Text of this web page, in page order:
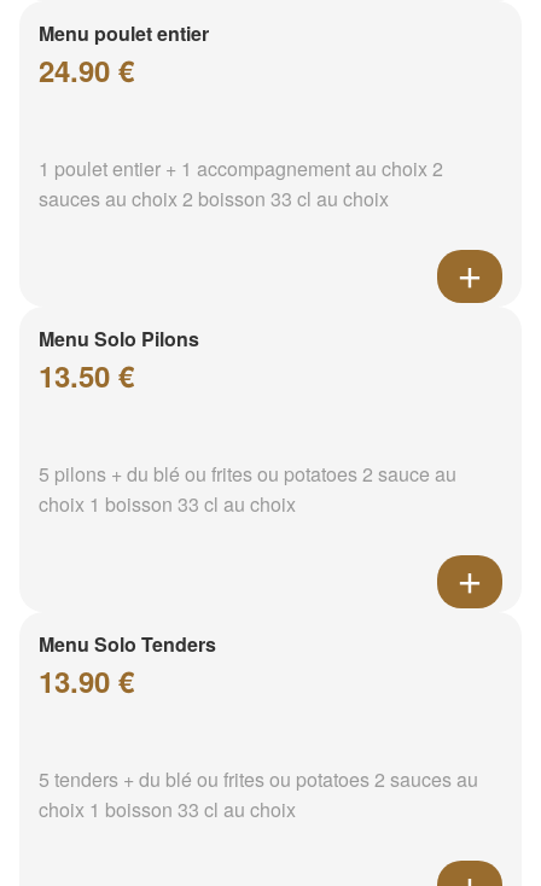
Menu poulet entier
24.90 €
1 poulet entier + 1 accompagnement au choix 2
sauces au choix 2 boisson 33 cl au choix
Menu Solo Pilons
13.50 €
5 pilons + du blé ou frites ou potatoes 2 sauce au
choix 1 boisson 33 cl au choix
Menu Solo Tenders
13.90 €
5 tenders + du blé ou frites ou potatoes 2 sauces au
choix 1 boisson 33 cl au choix